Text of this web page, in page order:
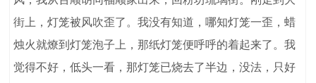
街上，灯笼被风吹歪了。我没有知道，哪知灯笼一歪，蜡
烛火就燎到灯笼泡子上，那纸灯笼便呼呼的着起来了。我
觉得不好，低头一看，那灯笼已烧去了半边，没法，只好